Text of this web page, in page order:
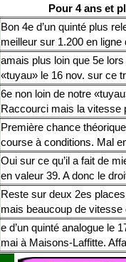
Pour 4 ans et
Bon 4e d’un quinté plus
meilleur sur 1.200 en ligne
amais plus loin que 5e
«tuyau» le 16 nov. sur ce
6e non loin de notre
Raccourci mais la vitesse
Première chance
course à conditions. Mal
Oui sur ce qu’il a fait de
en valeur 39. A donc le
Reste sur deux 2es
mais beaucoup de vitesse
e d’un quinté analogue le
mai à Maisons-Laffitte.